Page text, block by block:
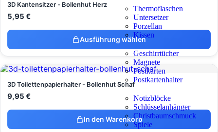
Thermoflaschen
Untersetzer
Porzellan
Kissen
Geschirrtücher
Magnete
Postkarten
Postkartenhalter
Notizblöcke
Schlüsselanhänger
Christbaumschmuck
Spiele
3D Kantensitzer - Bollenhut Herz
5,95 €
Ausführung wählen
3D Toilettenpapierhalter - Bollenhut Schaf
9,95 €
In den Warenkorb